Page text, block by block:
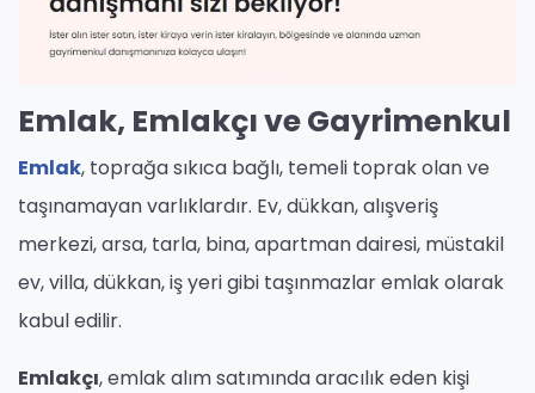
Emlak, Emlakçı ve Gayrimenkul
Emlak, toprağa sıkıca bağlı, temeli toprak olan ve
taşınamayan varlıklardır. Ev, dükkan, alışveriş
merkezi, arsa, tarla, bina, apartman dairesi, müstakil
ev, villa, dükkan, iş yeri gibi taşınmazlar emlak olarak
kabul edilir.
Emlakçı, emlak alım satımında aracılık eden kişi